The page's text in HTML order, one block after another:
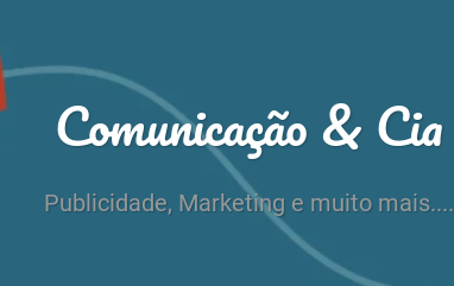
Comunicação & Cia
Publicidade, Marketing e muito mais....